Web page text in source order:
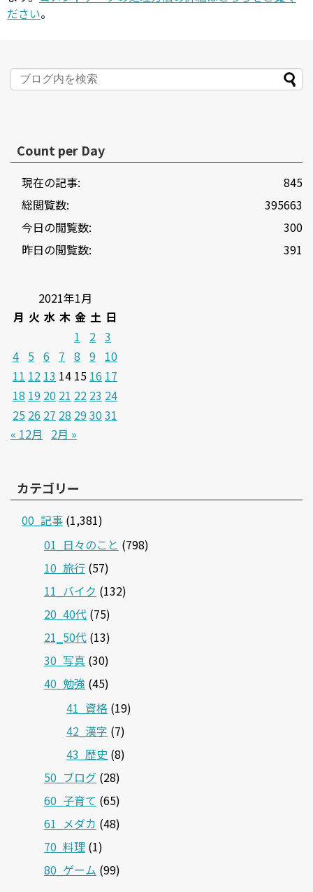
ださい。
Count per Day
845
現在の記事:
395663
総閲覧数:
300
今日の閲覧数:
391
昨日の閲覧数:
2021年1月
月 火 水 木 金 土 日
1
2 3
4 5 6 7 8 9 10
11 12 13 14 15 16 17
18 19 20 21 22 23 24
25 26 27 28 293031
« 12月
2月 »
カテゴリー
00_記事 (1,381)
01_日々のこと (798)
10_旅行 (57)
11_バイク (132)
20_40代 (75)
21‗50代 (13)
30_写真 (30)
40_勉強 (45)
41_資格 (19)
42_漢字 (7)
43_歴史 (8)
50_ブログ (28)
60_子育て (65)
61_メダカ (48)
70_料理 (1)
80_ゲーム (99)